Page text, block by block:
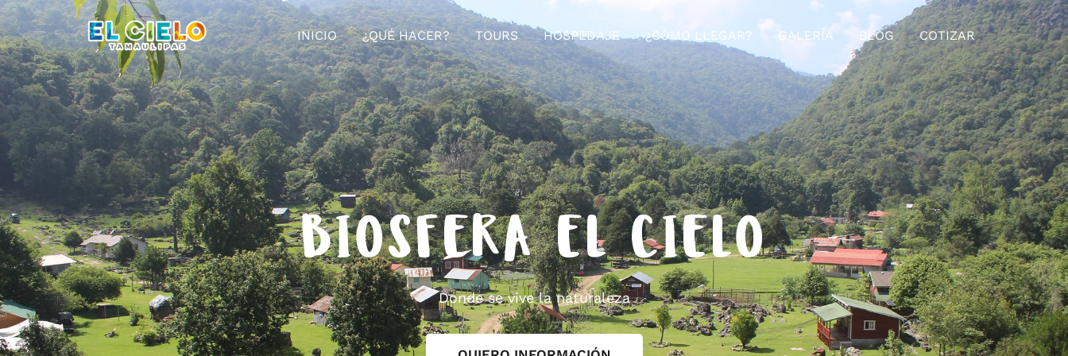
INICIO ¿QUÉ HACER? TOURS HOSPEDAJE ¿CÓMO LLEGAR? GALERÍA BLOG COTIZAR
BIOSFERA EL CIELO
Donde se vive la naturaleza